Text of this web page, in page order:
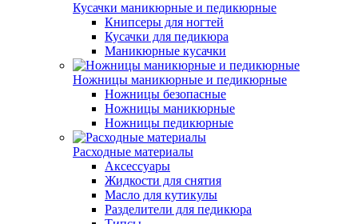
Кусачки маникюрные и педикюрные
Книпсеры для ногтей
Кусачки для педикюра
Маникюрные кусачки
Ножницы маникюрные и педикюрные
Ножницы безопасные
Ножницы маникюрные
Ножницы педикюрные
Расходные материалы
Аксессуары
Жидкости для снятия
Масло для кутикулы
Разделители для педикюра